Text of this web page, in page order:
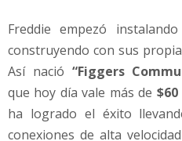
Freddie empezó
construyendo con sus
Así nació “Figgers
que hoy día vale más de
ha logrado el éxito
conexiones de alta